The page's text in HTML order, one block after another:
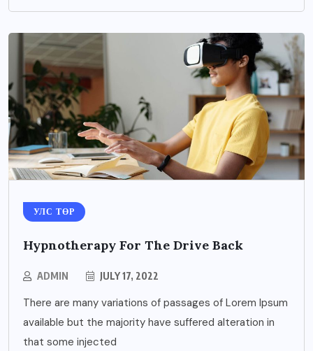
УЛС ТӨР
Hypnotherapy For The Drive Back
ADMIN JULY 17, 2022
There are many variations of passages of Lorem Ipsum
available but the majority have suffered alteration in
that some injected